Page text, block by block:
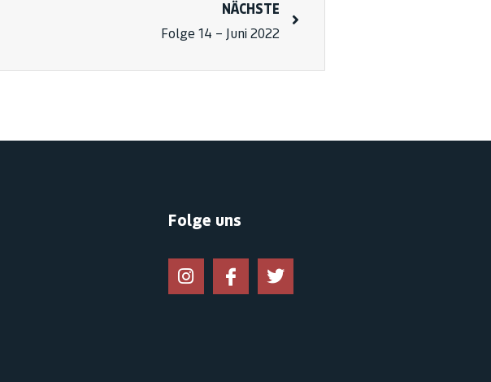
NÄCHSTE
Folge 14 – Juni 2022
Folge uns